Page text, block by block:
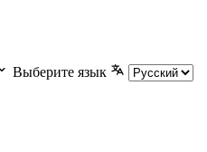
Выберите язык